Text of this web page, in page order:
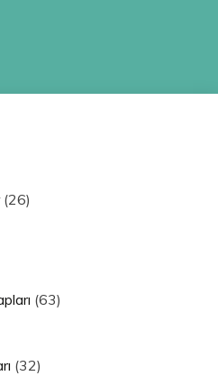
(26)
(63)
(32)